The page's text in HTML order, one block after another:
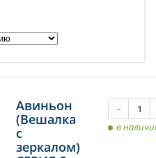
Авиньон
(Вешалка
с
зеркалом)
-
в